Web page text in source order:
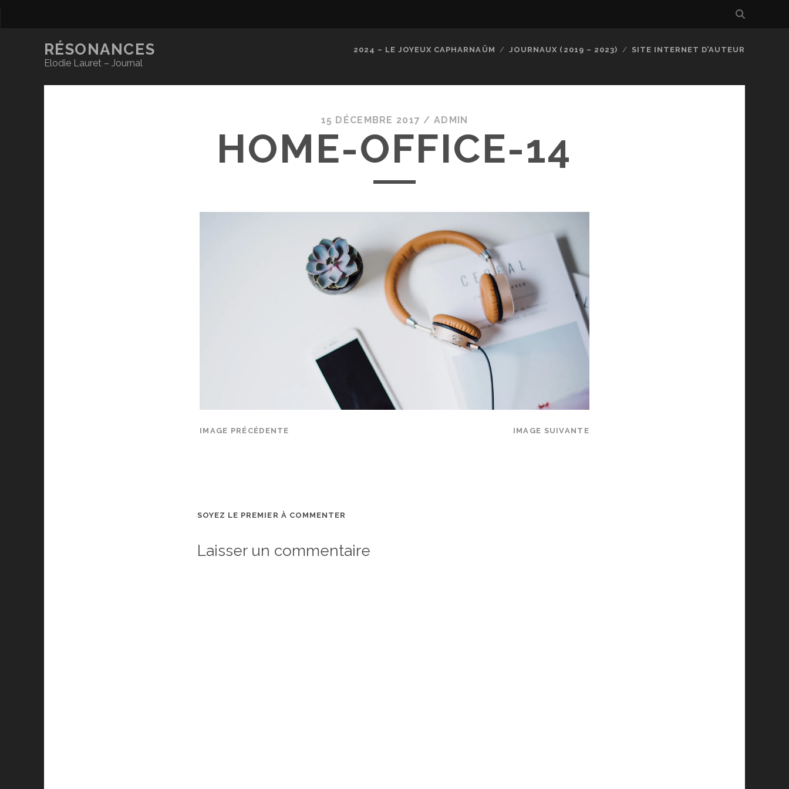
RÉSONANCES
Elodie Lauret – Journal
2024 – LE JOYEUX CAPHARNAÜM JOURNAUX (2019 – 2023) SITE INTERNET D’AUTEUR
15 DÉCEMBRE 2017 / ADMIN
HOME-OFFICE-14
IMAGE PRÉCÉDENTE IMAGE SUIVANTE
SOYEZ LE PREMIER À COMMENTER
Laisser un commentaire